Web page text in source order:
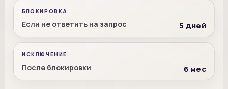
БЛОКИРОВКА
Если не ответить на запрос 5 дней
ИСКЛЮЧЕНИЕ
После блокировки 6 мес